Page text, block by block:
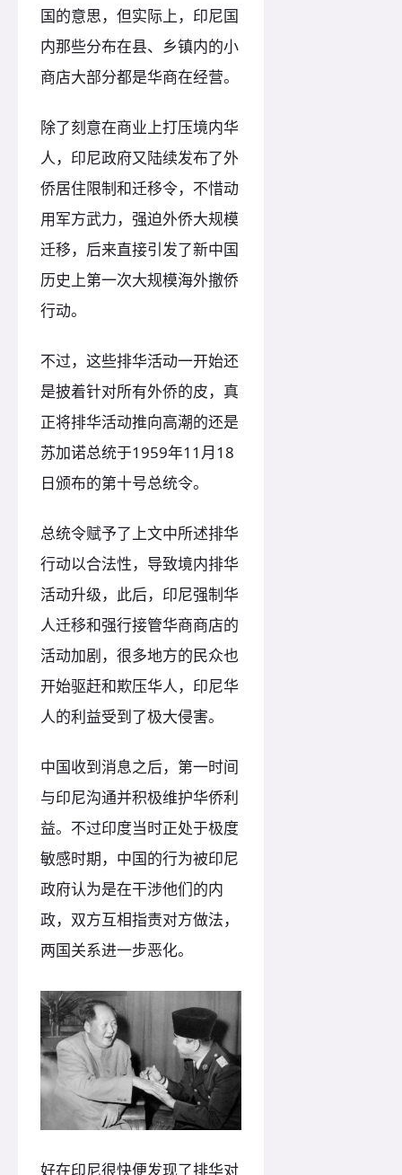
国的意思，但实际上，印尼国
内那些分布在县、乡镇内的小
商店大部分都是华商在经营。
除了刻意在商业上打压境内华
人，印尼政府又陆续发布了外
侨居住限制和迁移令，不惜动
用军方武力，强迫外侨大规模
迁移，后来直接引发了新中国
历史上第一次大规模海外撤侨
行动。
不过，这些排华活动一开始还
是披着针对所有外侨的皮，真
正将排华活动推向高潮的还是
苏加诺总统于1959年11月18
日颁布的第十号总统令。
总统令赋予了上文中所述排华
行动以合法性，导致境内排华
活动升级，此后，印尼强制华
人迁移和强行接管华商商店的
活动加剧，很多地方的民众也
开始驱赶和欺压华人，印尼华
人的利益受到了极大侵害。
中国收到消息之后，第一时间
与印尼沟通并积极维护华侨利
益。不过印度当时正处于极度
敏感时期，中国的行为被印尼
政府认为是在干涉他们的内
政，双方互相指责对方做法，
两国关系进一步恶化。
好在印尼很快便发现了排华对